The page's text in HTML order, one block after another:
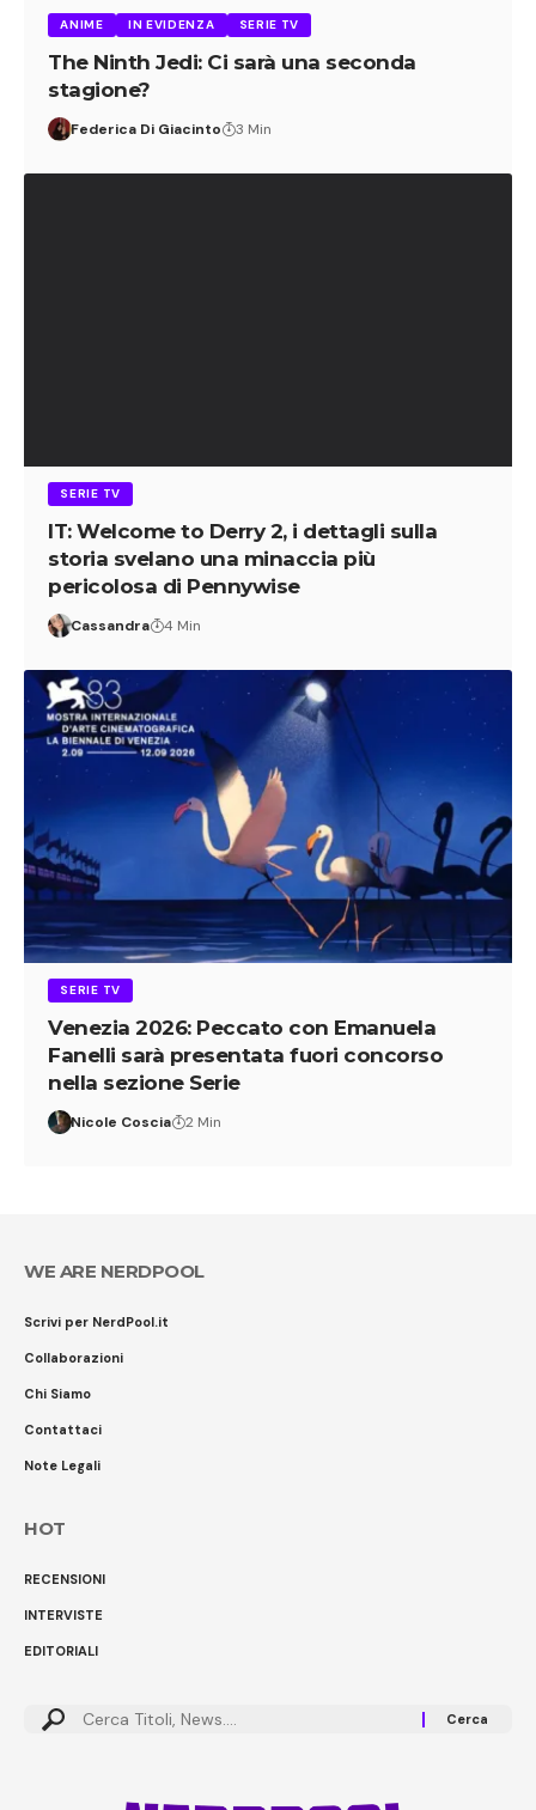
ANIME IN EVIDENZA SERIE TV
The Ninth Jedi: Ci sarà una seconda
stagione?
Federica Di Giacinto 3 Min
SERIE TV
IT: Welcome to Derry 2, i dettagli sulla
storia svelano una minaccia più
pericolosa di Pennywise
Cassandra 4 Min
SERIE TV
Venezia 2026: Peccato con Emanuela
Fanelli sarà presentata fuori concorso
nella sezione Serie
Nicole Coscia 2 Min
WE ARE NERDPOOL
Scrivi per NerdPool.it
Collaborazioni
Chi Siamo
Contattaci
Note Legali
HOT
RECENSIONI
INTERVISTE
EDITORIALI